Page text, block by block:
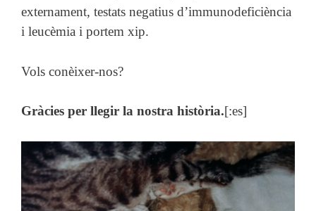
externament, testats negatius d’immunodeficiència
i leucèmia i portem xip.
Vols conèixer-nos?
Gràcies per llegir la nostra història.[:es]